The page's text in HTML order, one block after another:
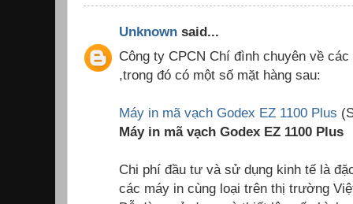
Unknown said...
Công ty CPCN Chí đình chuyên về
,trong đó có một số mặt hàng sau:
Máy in mã vạch Godex EZ 1100 Plus
Máy in mã vạch Godex EZ 1100 Plus
Chi phí đầu tư và sử dụng kinh tế là
các máy in cùng loại trên thị trường